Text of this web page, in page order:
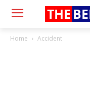
THE
Home Accident